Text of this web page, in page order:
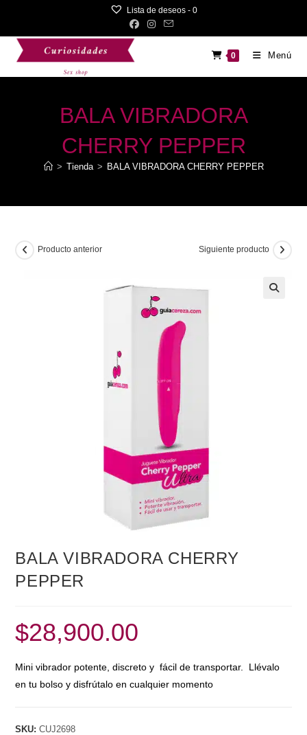
contenido
Lista de deseos - 0
0 Menú
BALA VIBRADORA
CHERRY PEPPER
> Tienda > BALA VIBRADORA CHERRY PEPPER
Producto anterior Siguiente producto
BALA VIBRADORA CHERRY
PEPPER
$28,900.00
Mini vibrador potente, discreto y fácil de transportar. Llévalo
en tu bolso y disfrútalo en cualquier momento
SKU:CUJ2698